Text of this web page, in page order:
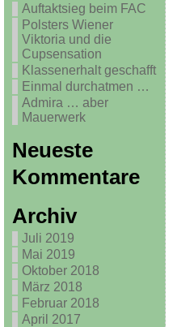
Auftaktsieg beim FAC
Polsters Wiener
Viktoria und die
Cupsensation
Klassenerhalt geschafft
Einmal durchatmen …
Admira … aber
Mauerwerk
Neueste
Kommentare
Archiv
Juli 2019
Mai 2019
Oktober 2018
März 2018
Februar 2018
April 2017